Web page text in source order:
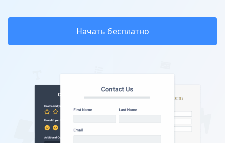
Начать бесплатно